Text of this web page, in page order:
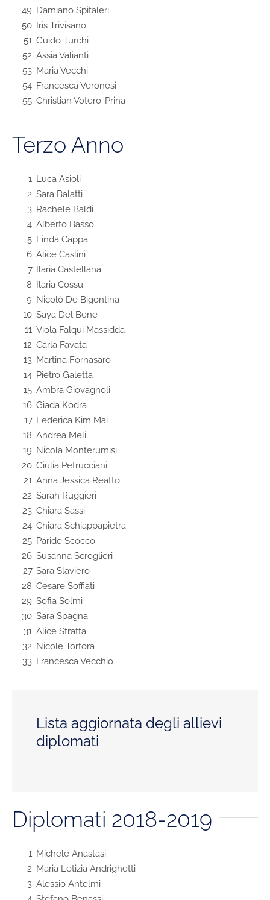
Damiano Spitaleri
Iris Trivisano
Guido Turchi
Assia Valianti
Maria Vecchi
Francesca Veronesi
Christian Votero-Prina
Terzo Anno
Luca Asioli
Sara Balatti
Rachele Baldi
Alberto Basso
Linda Cappa
Alice Caslini
Ilaria Castellana
Ilaria Cossu
Nicolò De Bigontina
Saya Del Bene
Viola Falqui Massidda
Carla Favata
Martina Fornasaro
Pietro Galetta
Ambra Giovagnoli
Giada Kodra
Federica Kim Mai
Andrea Meli
Nicola Monterumisi
Giulia Petrucciani
Anna Jessica Reatto
Sarah Ruggieri
Chiara Sassi
Chiara Schiappapietra
Paride Scocco
Susanna Scroglieri
Sara Slaviero
Cesare Soffiati
Sofia Solmi
Sara Spagna
Alice Stratta
Nicole Tortora
Francesca Vecchio
Lista aggiornata degli allievi
diplomati
Diplomati 2018-2019
Michele Anastasi
Maria Letizia Andrighetti
Alessio Antelmi